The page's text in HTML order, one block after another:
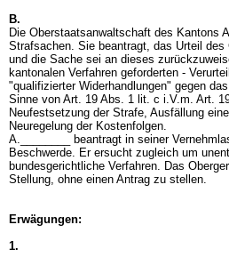
B.
Die Oberstaatsanwaltschaft des Kantons
Strafsachen. Sie beantragt, das Urteil
und die Sache sei an dieses
kantonalen Verfahren geforderten -
"qualifizierter Widerhandlungen" gegen
Sinne von Art. 19 Abs. 1 lit. c i.V.m. Art.
Neufestsetzung der Strafe, Ausfällung
Neuregelung der Kostenfolgen.
A.________ beantragt in seiner
Beschwerde. Er ersucht zugleich um
bundesgerichtliche Verfahren. Das
Stellung, ohne einen Antrag zu stellen.
Erwägungen:
1.